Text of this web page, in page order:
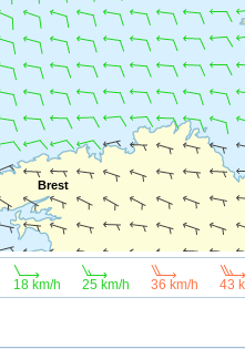
Brest
18 km/h 25 km/h 36 km/h 43